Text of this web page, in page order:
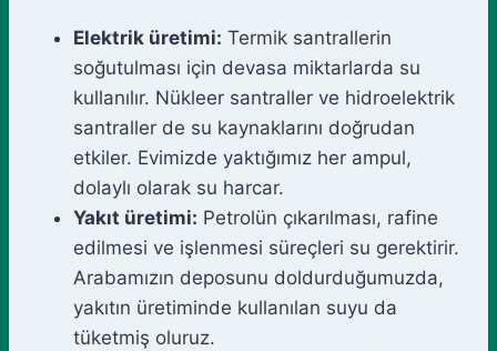
Elektrik üretimi: Termik santrallerin
soğutulması için devasa miktarlarda su
kullanılır. Nükleer santraller ve hidroelektrik
santraller de su kaynaklarını doğrudan
etkiler. Evimizde yaktığımız her ampul,
dolaylı olarak su harcar.
Yakıt üretimi: Petrolün çıkarılması, rafine
edilmesi ve işlenmesi süreçleri su gerektirir.
Arabamızın deposunu doldurduğumuzda,
yakıtın üretiminde kullanılan suyu da
tüketmiş oluruz.